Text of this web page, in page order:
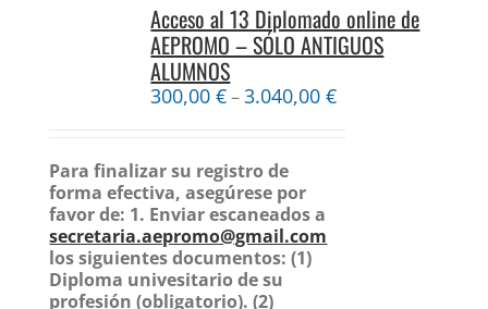
Acceso al 13 Diplomado online de
AEPROMO – SÓLO ANTIGUOS
ALUMNOS
300,00€–3.040,00€
Para finalizar su registro de
forma efectiva, asegúrese por
favor de: 1. Enviar escaneados a
secretaria.aepromo@gmail.com
los siguientes documentos:(1)
Diploma univesitario de su
profesión (obligatorio).(2)